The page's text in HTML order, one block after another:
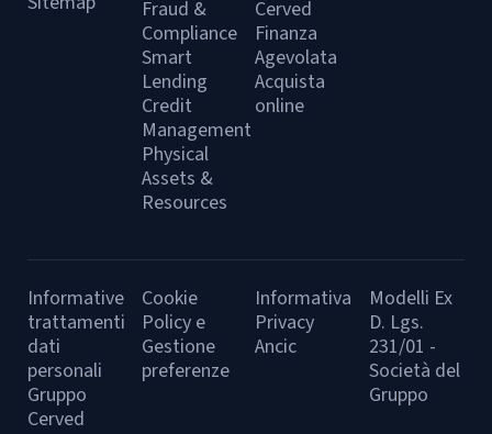
Fraud &
Compliance
Smart
Lending
Credit
Management
Physical
Assets &
Resources
Cerved
Finanza
Agevolata
Acquista
online
Informative
trattamenti
dati
personali
Gruppo
Cerved
Cookie
Policy e
Gestione
preferenze
Informativa
Privacy
Ancic
Modelli Ex
D. Lgs.
231/01 -
Società del
Gruppo